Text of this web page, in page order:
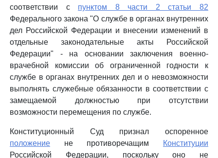
соответствии с пунктом 8 части 2 статьи 82
Федерального закона "О службе в органах внутренних
дел Российской Федерации и внесении изменений в
отдельные законодательные акты Российской
Федерации" - на основании заключения военно-
врачебной комиссии об ограниченной годности к
службе в органах внутренних дел и о невозможности
выполнять служебные обязанности в соответствии с
замещаемой должностью при отсутствии
возможности перемещения по службе.
Конституционный Суд признал оспоренное
положение не противоречащим
Конституции
Российской Федерации, поскольку оно не